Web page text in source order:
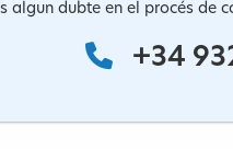
algun dubte en el procés de
+34